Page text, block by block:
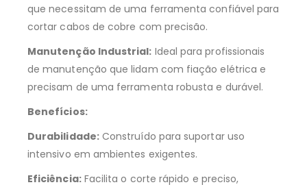
que necessitam de uma ferramenta confiável para
cortar cabos de cobre com precisão.
Manutenção Industrial: Ideal para profissionais
de manutenção que lidam com fiação elétrica e
precisam de uma ferramenta robusta e durável.
Benefícios:
Durabilidade:Construído para suportar uso
intensivo em ambientes exigentes.
Eficiência:Facilita o corte rápido e preciso,